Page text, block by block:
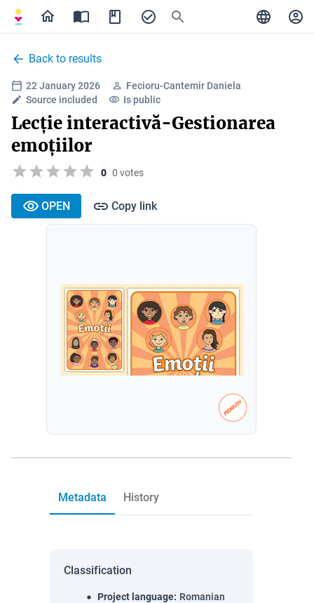
Back to results
22 January 2026
Fecioru-Cantemir Daniela
Source included
Is public
Lecție interactivă-Gestionarea
emoțiilor
0 0 votes
OPEN Copy link
Metadata History
Classification
Project language: Romanian